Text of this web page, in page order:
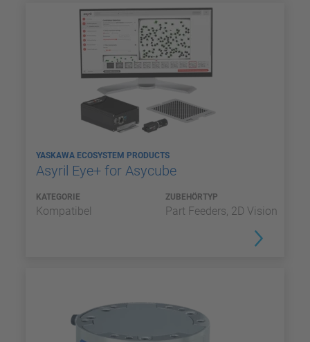
YASKAWA ECOSYSTEM PRODUCTS
Asyril Eye+ for Asycube
KATEGORIE
Kompatibel
ZUBEHÖRTYP
Part Feeders, 2D Vision